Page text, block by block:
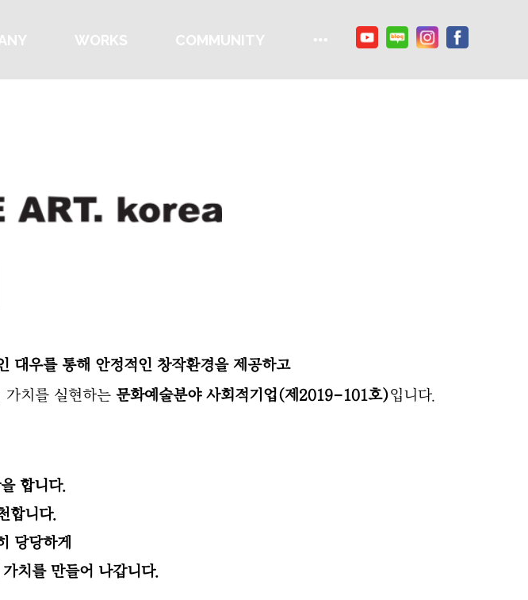
WORKS COMMUNITY
대우를 통해 안정적인 창작환경을 제공하고
가치를 실현하는 문화예술분야 사회적기업(제2019-101호)입니다.
합니다.
합니다.
당당하게
치를 만들어 나갑니다.